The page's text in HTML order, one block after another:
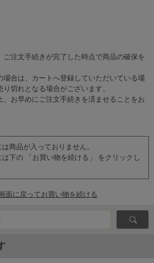
ご注文手続きが完了した時点で商品の確保を
場合は、カートへ登録していただいている場
切れとなる場合がございます。
、お早めにご注文手続きを済ませることをお
商品が入っておりません。
下の 「お買い物を続ける」 をクリックし
面に戻ってお買い物を続ける